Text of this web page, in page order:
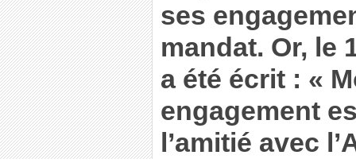
ses
mandat. Or, le
a été écrit : «
engagement
l’amitié avec